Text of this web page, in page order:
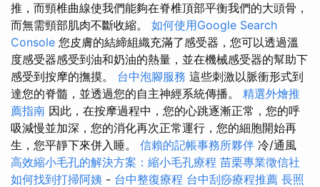
推，而頸椎曲線使我們能夠在脊椎頂部平衡我們的大頭骨，
而無需頸部肌肉不斷收縮。 如何使用Google Search
Console 您皮膚的結締組織充滿了感受器，您可以透過溫
度感受器感受到油和奶油的熱量，並在機械感受器的幫助下
感受到按摩的撫摸。 台中泡腳服務 這些刺激以脈衝形式到
達您的脊髓，並透過您的自主神經系統傳播。 精選外燴推
薦指南 因此，在按摩過程中，您的心跳逐漸正常，您的呼
吸減慢並加深，您的消化再次正常運行，您的細胞開始再
生，您平靜下來併入睡。 信賴的記帳事務所夥伴 冷/通風
高效縮小毛孔的解決方案：縮小毛孔療程 苗栗專業徵信社
如何找到打掃阿姨 - 台中整復療程 台中刮痧療程推薦 長照